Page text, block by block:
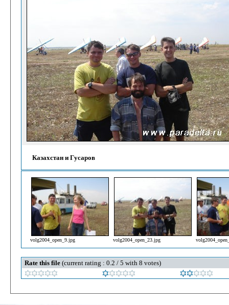
Казахстан и Гусаров
volg2004_open_9.jpg volg2004_open_23.jpg
Rate this file (current rating : 0.2 / 5 with 8 votes)